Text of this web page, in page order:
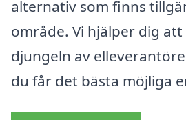
alternativ som finns
område. Vi hjälper dig
djungeln av
du får det bästa möjliga